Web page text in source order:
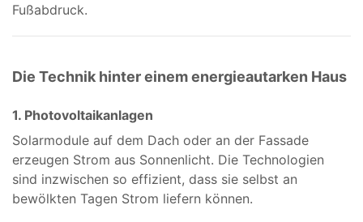
Fußabdruck.
Die Technik hinter einem energieautarken Haus
1. Photovoltaikanlagen
Solarmodule auf dem Dach oder an der Fassade
erzeugen Strom aus Sonnenlicht. Die Technologien
sind inzwischen so effizient, dass sie selbst an
bewölkten Tagen Strom liefern können.